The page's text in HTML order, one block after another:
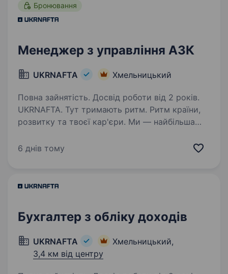
Бронювання
Менеджер з управління АЗК
UKRNAFTA Хмельницький
Повна зайнятість. Досвід роботи від 2 років.
UKRNAFTA. Тут тримають ритм. Ритм країни,
розвитку та твоєї кар'єри. Ми — найбільша
це 2 000+ свердловин, майже 700 сучасних
6 днів тому
Бухгалтер з обліку доходів
UKRNAFTA
Хмельницький,
3,4 км від центру